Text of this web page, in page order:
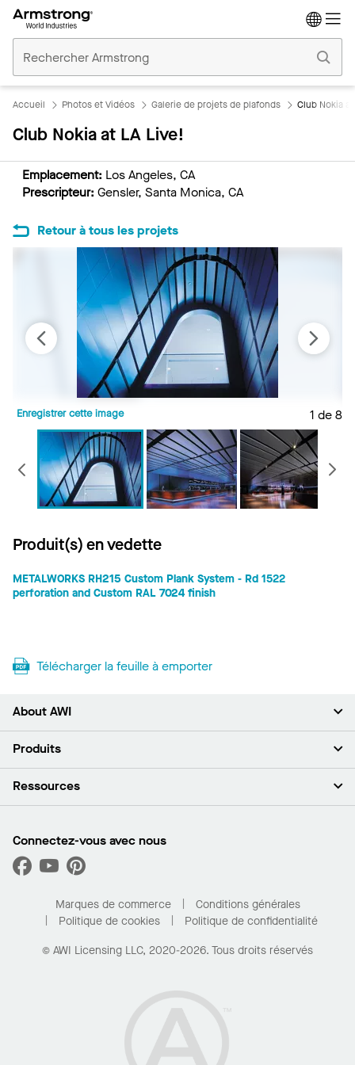
Plafonds
Commerciaux
Accueil Photos et Vidéos Galerie de projets de plafonds Club Nokia
Club Nokia at LA Live!
Emplacement: Los Angeles, CA
Prescripteur: Gensler, Santa Monica, CA
Retour à tous les projets
1 de 8
Enregistrer cette image
Précédent
Produit(s) en vedette
METALWORKS RH215 Custom Plank System - Rd 1522
perforation and Custom RAL 7024 finish
Télécharger la feuille à emporter
About AWI
À propos de nous
Espace presse
Développement durable
Quelles sont mes options d’achat?
Produits
Plafonds
Capacités sur mesure
Performance
Ressources
Trouver un distributeur
Trouver un distributeur
Pour la maison
Connectez-vous avec nous
Marques de commerce
Conditions générales
Politique de cookies
Politique de confidentialité
© AWI Licensing LLC, 2020-2026. Tous droits réservés